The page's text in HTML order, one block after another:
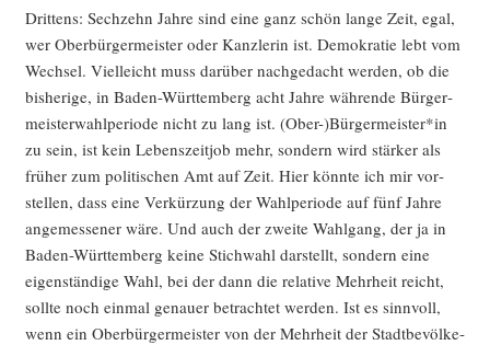
Drit­tens: Sech­zehn Jah­re sind eine ganz schön lan­ge Zeit, egal,
wer Ober­bür­ger­meis­ter oder Kanz­le­rin ist. Demo­kra­tie lebt vom
Wech­sel. Viel­leicht muss dar­über nach­ge­dacht wer­den, ob die
bis­he­ri­ge, in Baden-Würt­tem­berg acht Jah­re wäh­ren­de Bür­ger­
meis­ter­wahl­pe­ri­ode nicht zu lang ist. (Ober-)Bürgermeister*in
zu sein, ist kein Lebens­zeit­job mehr, son­dern wird stär­ker als
frü­her zum poli­ti­schen Amt auf Zeit. Hier könn­te ich mir vor­
stel­len, dass eine Ver­kür­zung der Wahl­pe­ri­ode auf fünf Jah­re
ange­mes­se­ner wäre. Und auch der zwei­te Wahl­gang, der ja in
Baden-Würt­tem­berg kei­ne Stich­wahl dar­stellt, son­dern eine
eigen­stän­di­ge Wahl, bei der dann die rela­ti­ve Mehr­heit reicht,
soll­te noch ein­mal genau­er betrach­tet wer­den. Ist es sinn­voll,
wenn ein Ober­bür­ger­meis­ter von der Mehr­heit der Stadt­be­völ­ke­